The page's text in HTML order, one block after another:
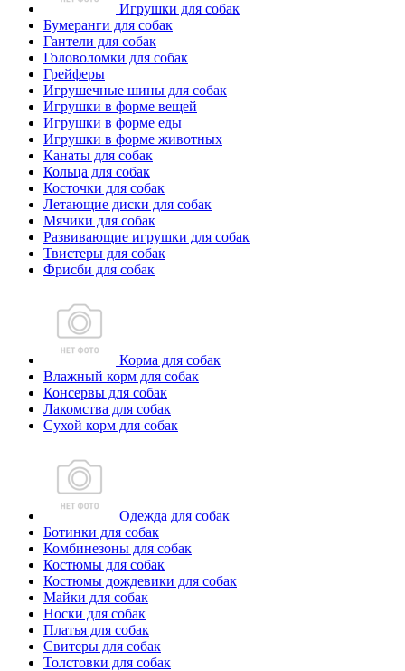
Игрушки для собак
Бумеранги для собак
Гантели для собак
Головоломки для собак
Грейферы
Игрушечные шины для собак
Игрушки в форме вещей
Игрушки в форме еды
Игрушки в форме животных
Канаты для собак
Кольца для собак
Косточки для собак
Летающие диски для собак
Мячики для собак
Развивающие игрушки для собак
Твистеры для собак
Фрисби для собак
Корма для собак
Влажный корм для собак
Консервы для собак
Лакомства для собак
Сухой корм для собак
Одежда для собак
Ботинки для собак
Комбинезоны для собак
Костюмы для собак
Костюмы дождевики для собак
Майки для собак
Носки для собак
Платья для собак
Свитеры для собак
Толстовки для собак